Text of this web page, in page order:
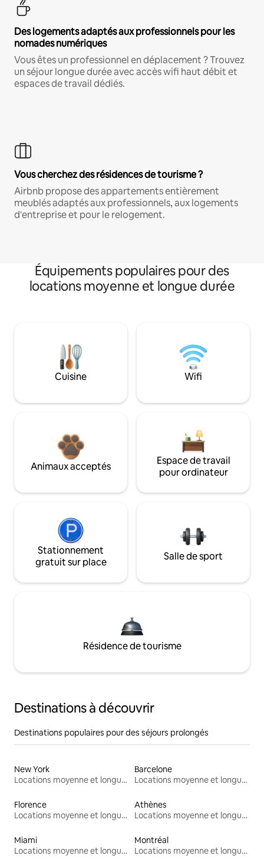
Des logements adaptés aux professionnels pour les
nomades numériques
Vous êtes un professionnel en déplacement ? Trouvez
un séjour longue durée avec accès wifi haut débit et
espaces de travail dédiés.
Vous cherchez des résidences de tourisme ?
Airbnb propose des appartements entièrement
meublés adaptés aux professionnels, aux logements
d'entreprise et pour le relogement.
Équipements populaires pour des
locations moyenne et longue durée
Cuisine Wifi
Animaux acceptés
Espace de travail
pour ordinateur
Stationnement
gratuit sur place
Salle de sport
Résidence de tourisme
Destinations à découvrir
Destinations populaires pour des séjours prolongés
New York
Locations moyenne et longue durée
Barcelone
Locations moyenne et longue durée
Florence
Locations moyenne et longue durée
Athènes
Locations moyenne et longue durée
Miami
Locations moyenne et longue durée
Montréal
Locations moyenne et longue durée